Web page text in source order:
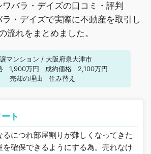
バラ・デイズの口コミ・評判
・デイズで実際に不動産を取引し
流れをまとめました。
マンション / 大阪府泉大津市
1,900万円 成約価格
2,100万円
売却の理由
住み替え
ト
るにつれ部屋割りが難しくなってきた
を確保できるようにする為。売れなけ